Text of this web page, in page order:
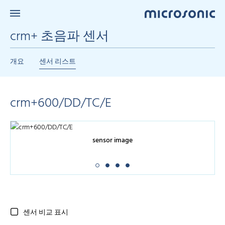
crm+ 초음파 센서
개요 센서 리스트
crm+600/DD/TC/E
sensor image
센서 비교 표시